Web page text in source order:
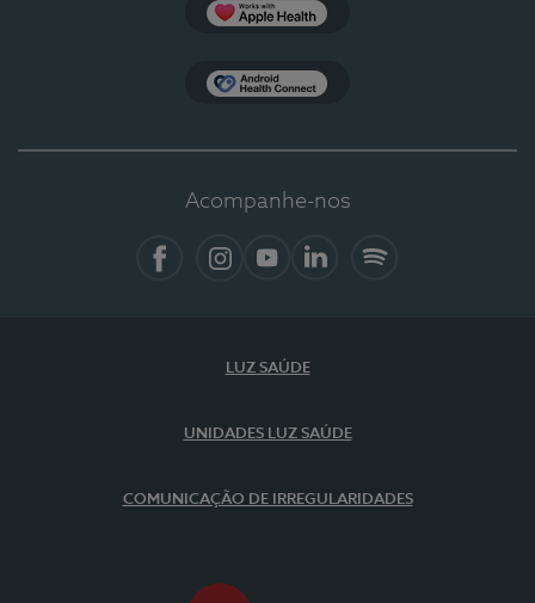
Acompanhe-nos
LUZ SAÚDE
UNIDADES LUZ SAÚDE
COMUNICAÇÃO DE IRREGULARIDADES